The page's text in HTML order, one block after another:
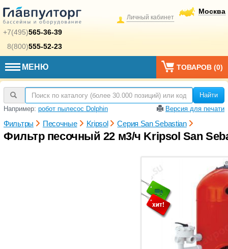
+7(495)565-36-39
8(800)555-52-23
Москва
Личный кабинет
МЕНЮ ТОВАРОВ (0)
Найти
Например: робот пылесос Dolphin Версия для печати
Фильтры Песочные Kripsol Серия San Sebastian
Фильтр песочный 22 м3/ч Kripsol San